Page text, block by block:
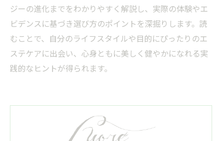
ジーの進化までをわかりやすく解説し、実際の体験やエ
ビデンスに基づき選び方のポイントを深掘りします。読
むことで、自分のライフスタイルや目的にぴったりのエ
ステケアに出会い、心身ともに美しく健やかになれる実
践的なヒントが得られます。